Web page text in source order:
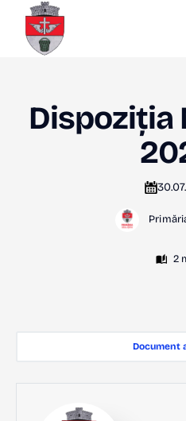
Dispoziția
2
Document